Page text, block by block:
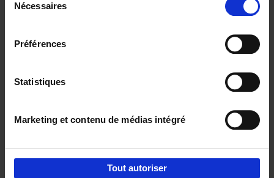
Nécessaires
Préférences
Statistiques
Marketing et contenu de médias intégré
Tout autoriser
Digital marketing like a PRO -
completely revised edition (EN)